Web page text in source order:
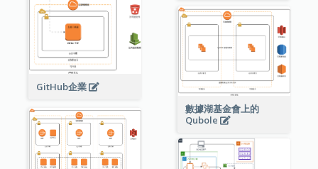
GitHub企業
數據湖基金會上的
Qubole